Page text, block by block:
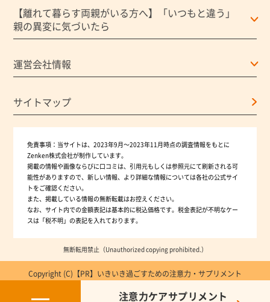
注意力ケアサプリメント
【離れて暮らす両親がいる方へ】「いつもと違う」
親の異変に気づいたら
運営会社情報
サイトマップ
免責事項： 当サイトは、2023年9月～2023年11月時点の調査情報をもとに
Zenken株式会社が制作しています。
掲載の情報や画像ならびに口コミは、引用元もしくは参照元にて刷新される可
能性がありますので、新しい情報、より詳細な情報については各社の公式サイ
トをご確認ください。
また、掲載している情報の無断転載はお控えください。
なお、サイト内での金額表記は基本的に税込価格です。税金表記が不明なケー
スは「税不明」の表記を入れております。
無断転用禁止（Unauthorized copying prohibited.）
Copyright (C)【PR】 いきいき過ごすための注意力・サプリメント